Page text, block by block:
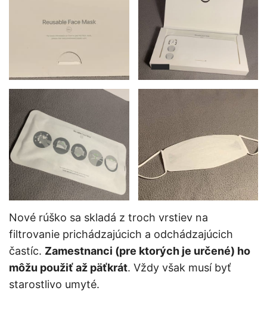
Nové rúško sa skladá z troch vrstiev na
filtrovanie prichádzajúcich a odchádzajúcich
častíc. Zamestnanci (pre ktorých je určené) ho
môžu použiť až päťkrát. Vždy však musí byť
starostlivo umyté.